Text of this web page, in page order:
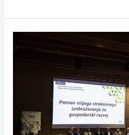
Nacionalni
prihodnosti
strokovnega